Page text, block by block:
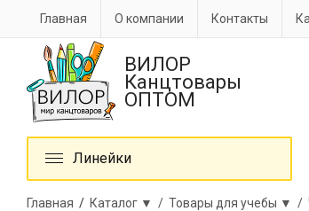
Главная О компании Контакты
ВИЛОР
Канцтовары
ОПТОМ
Линейки
Главная / Каталог ▼ / Товары для учебы ▼ /